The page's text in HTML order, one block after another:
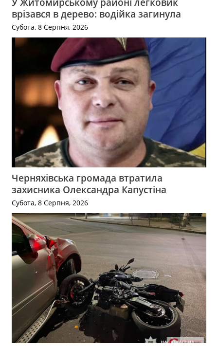
врізався в дерево: водійка загинула
Субота, 8 Серпня, 2026
Черняхівська громада втратила
захисника Олександра Капустіна
Субота, 8 Серпня, 2026